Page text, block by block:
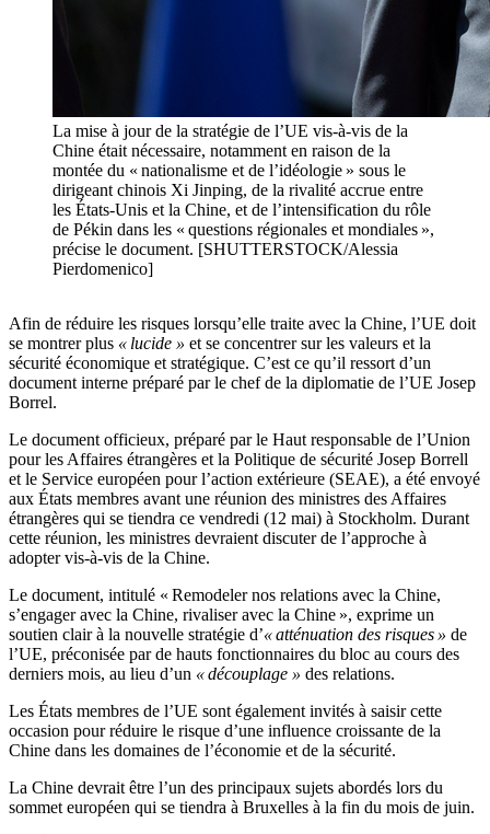
La mise à jour de la stratégie de l’UE vis-à-vis de la
Chine était nécessaire, notamment en raison de la
montée du « nationalisme et de l’idéologie » sous le
dirigeant chinois Xi Jinping, de la rivalité accrue entre
les États-Unis et la Chine, et de l’intensification du rôle
de Pékin dans les « questions régionales et mondiales »,
précise le document. [SHUTTERSTOCK/Alessia
Pierdomenico]
Afin de réduire les risques lorsqu’elle traite avec la Chine, l’UE doit
se montrer plus « lucide » et se concentrer sur les valeurs et la
sécurité économique et stratégique. C’est ce qu’il ressort d’un
document interne préparé par le chef de la diplomatie de l’UE Josep
Borrel.
Le document officieux, préparé par le Haut responsable de l’Union
pour les Affaires étrangères et la Politique de sécurité Josep Borrell
et le Service européen pour l’action extérieure (SEAE), a été envoyé
aux États membres avant une réunion des ministres des Affaires
étrangères qui se tiendra ce vendredi (12 mai) à Stockholm. Durant
cette réunion, les ministres devraient discuter de l’approche à
adopter vis-à-vis de la Chine.
Le document, intitulé « Remodeler nos relations avec la Chine,
s’engager avec la Chine, rivaliser avec la Chine », exprime un
soutien clair à la nouvelle stratégie d’« atténuation des risques » de
l’UE, préconisée par de hauts fonctionnaires du bloc au cours des
derniers mois, au lieu d’un « découplage » des relations.
Les États membres de l’UE sont également invités à saisir cette
occasion pour réduire le risque d’une influence croissante de la
Chine dans les domaines de l’économie et de la sécurité.
La Chine devrait être l’un des principaux sujets abordés lors du
sommet européen qui se tiendra à Bruxelles à la fin du mois de juin.